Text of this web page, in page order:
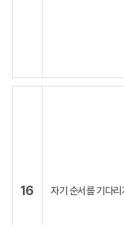
16 자기 순서를 기다리